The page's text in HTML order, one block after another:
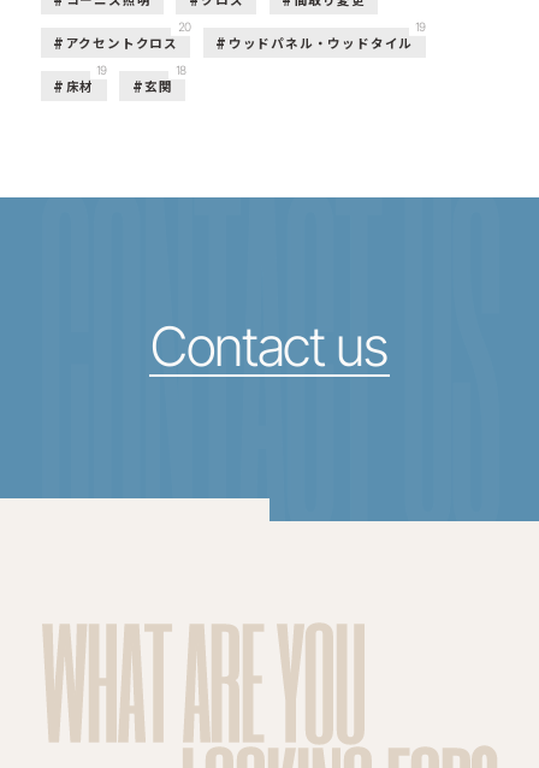
アクセントクロス
20
ウッドパネル・ウッドタイル
19
床材
19
玄関
18
CONTACT US
Contact us
WHAT ARE YOU